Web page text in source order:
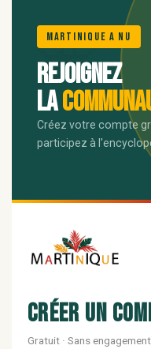
🌺
Martinique A Nu
Rejoignez
la
Créez votre compte
participez à
Créer un
Gratuit · Sans engagement